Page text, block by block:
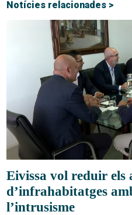
Notícies relacionades >
Eivissa vol reduir els
d’infrahabitatges
l’intrusisme